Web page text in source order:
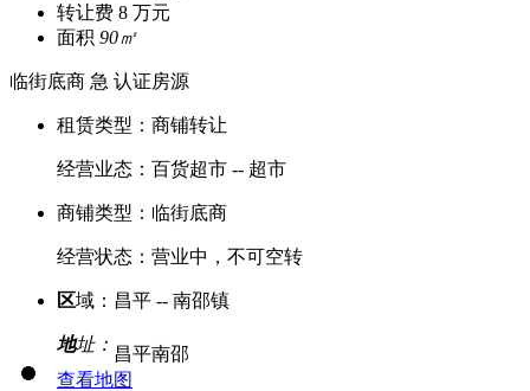
转让费 8 万元
面积 90㎡
临街底商 急 认证房源
租赁类型： 商铺转让
经营业态： 百货超市 -- 超市
商铺类型： 临街底商
经营状态： 营业中，不可空转
区域： 昌平 -- 南邵镇
地址： 昌平南邵
查看地图